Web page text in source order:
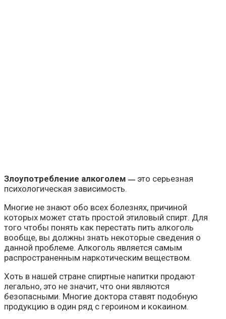
Злоупотребление алкоголем — это серьезная
психологическая зависимость.
Многие не знают обо всех болезнях, причиной
которых может стать простой этиловый спирт. Для
того чтобы понять как перестать пить алкоголь
вообще, вы должны знать некоторые сведения о
данной проблеме. Алкоголь является самым
распространенным наркотическим веществом.
Хоть в нашей стране спиртные напитки продают
легально, это не значит, что они являются
безопасными. Многие доктора ставят подобную
продукцию в один ряд с героином и кокаином.